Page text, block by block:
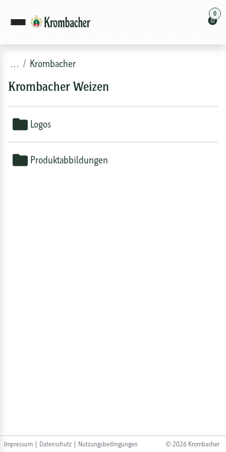
0
… Krombacher
Krombacher Weizen
Logos
Produktabbildungen
Impressum | Datenschutz | Nutzungsbedingungen © 2026 Krombacher